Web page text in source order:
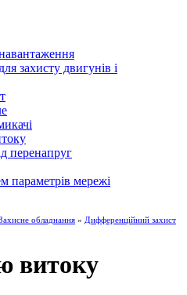
захисту двигунів і
перенапруг
параметрів мережі
обладнання » Дифференційний захист
витоку